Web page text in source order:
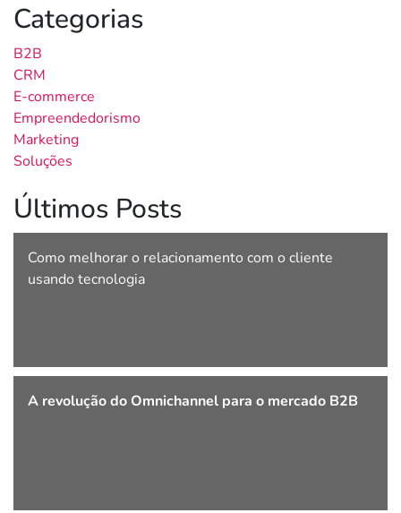
Categorias
B2B
CRM
E-commerce
Empreendedorismo
Marketing
Soluções
Últimos Posts
Como melhorar o relacionamento com o cliente
usando tecnologia
A revolução do Omnichannel para o mercado B2B